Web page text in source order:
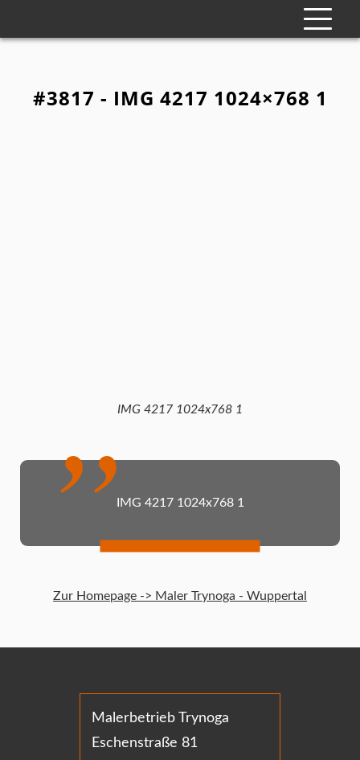
#3817 - IMG 4217 1024×768 1
IMG 4217 1024x768 1
IMG 4217 1024x768 1
Zur Homepage -> Maler Trynoga - Wuppertal
Malerbetrieb Trynoga
Eschenstraße 81